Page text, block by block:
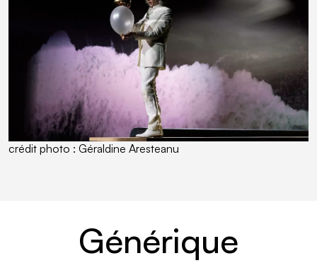
crédit photo : Géraldine Aresteanu
Générique